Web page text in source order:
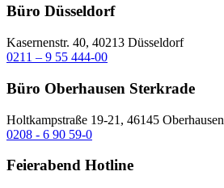
Büro Düsseldorf
Kasernenstr. 40, 40213 Düsseldorf
0211 – 9 55 444-00
Büro Oberhausen Sterkrade
Holtkampstraße 19-21, 46145 Oberhausen
0208 - 6 90 59-0
Feierabend Hotline